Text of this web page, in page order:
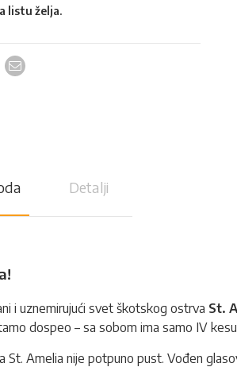
listu želja.
Detalji
i uznemirujući svet škotskog ostrva St.
dospeo – sa sobom ima samo IV
Amelia nije potpuno pust. Vođen